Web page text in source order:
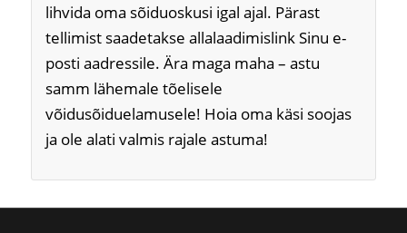
lihvida oma sõiduoskusi igal ajal. Pärast
tellimist saadetakse allalaadimislink Sinu e-
posti aadressile. Ära maga maha – astu
samm lähemale tõelisele
võidusõiduelamusele! Hoia oma käsi soojas
ja ole alati valmis rajale astuma!